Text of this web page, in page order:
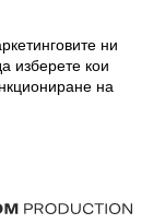
ни
изберете кои
на